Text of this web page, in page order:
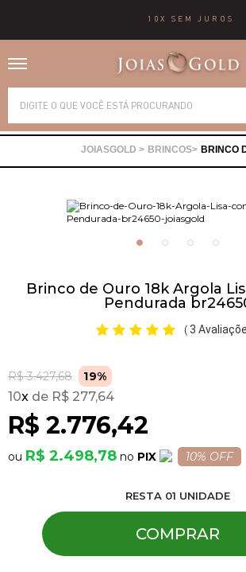
10X SEM JUROS
BRINCOS BRINCO
Brinco de Ouro 18k Argola
Pendurada
( 3
R$ 3.427,68 19%
R$ 2.776,42
10x R$ 277,64
R$ 2.498,78 PIX 10% OFF
RESTA 01 UNIDADE
COMPRAR
Alianças
Brincos
Gargantilhas
Pulseiras
Piercing
Pedras Preciosas
Presente